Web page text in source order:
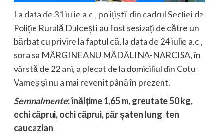
La data de 31 iulie a.c., polițiștii din cadrul Secției de
Poliție Rurală Dulcești au fost sesizați de către un
bărbat cu privire la faptul că, la data de 24 iulie a.c.,
sora sa MĂRGINEANU MĂDĂLINA-NARCISA, în
vârstă de 22 ani, a plecat de la domiciliul din Cotu
Vameș și nu a mai revenit până în prezent.
Semnalmente: înălțime 1,65 m, greutate 50 kg,
ochi căprui, ochi căprui, păr șaten lung, ten
caucazian.